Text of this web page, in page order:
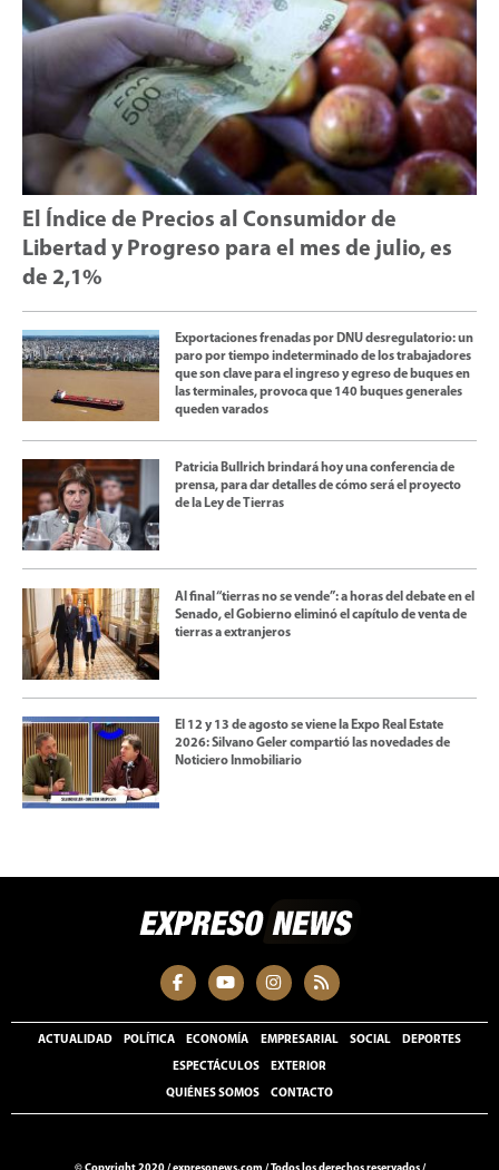
El Índice de Precios al Consumidor de
Libertad y Progreso para el mes de julio, es
de 2,1%
Exportaciones frenadas por DNU desregulatorio: un
paro por tiempo indeterminado de los trabajadores
que son clave para el ingreso y egreso de buques en
las terminales, provoca que 140 buques generales
queden varados
Patricia Bullrich brindará hoy una conferencia de
prensa, para dar detalles de cómo será el proyecto
de la Ley de Tierras
Al final “tierras no se vende”: a horas del debate en el
Senado, el Gobierno eliminó el capítulo de venta de
tierras a extranjeros
El 12 y 13 de agosto se viene la Expo Real Estate
2026: Silvano Geler compartió las novedades de
Noticiero Inmobiliario
ACTUALIDAD POLÍTICA ECONOMÍA EMPRESARIAL SOCIAL DEPORTES
ESPECTÁCULOS EXTERIOR
QUIÉNES SOMOS CONTACTO